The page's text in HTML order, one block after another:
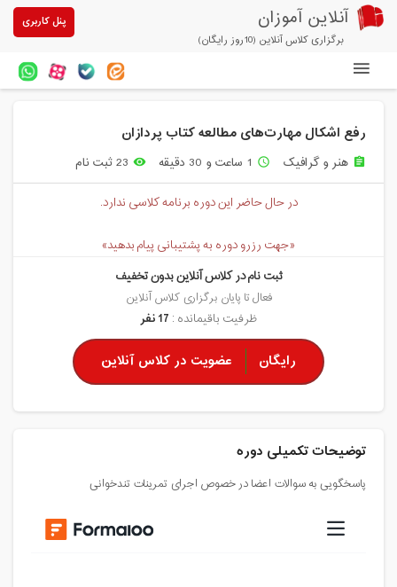
آنلاین آموزان
برگزاری کلاس آنلاین (10روز رایگان)
پنل کاربری
آزمون های آنلاین
خرید سرویس کلاس آنلاین
پیشنهادهای ویژه
تخفیفهای مشارکتی
درباره ما
رفع اشکال مهارت‌های مطالعه کتاب پردازان
assignment هنر و گرافیک access_time 1 ساعت و 30 دقیقه remove_red_eye 23 ثبت نام
در حال حاضر این دوره برنامه کلاسی ندارد.
«جهت رزرو دوره به پشتیبانی پیام بدهید»
ثبت نام در کلاس آنلاین بدون تخفیف
فعال تا پایان برگزاری کلاس آنلاین
ظرفیت باقیمانده : 17 نفر
رایگان عضویت در کلاس آنلاین
توضیحات تکمیلی دوره
پاسخگویی به سوالات اعضا در خصوص اجرای تمرینات تندخوانی